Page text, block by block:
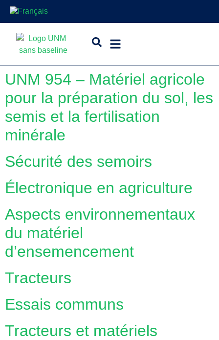
UNM 954 – Matériel agricole
pour la préparation du sol, les
semis et la fertilisation
minérale
Sécurité des semoirs
Électronique en agriculture
Aspects environnementaux
du matériel
d’ensemencement
Tracteurs
Essais communs
Tracteurs et matériels